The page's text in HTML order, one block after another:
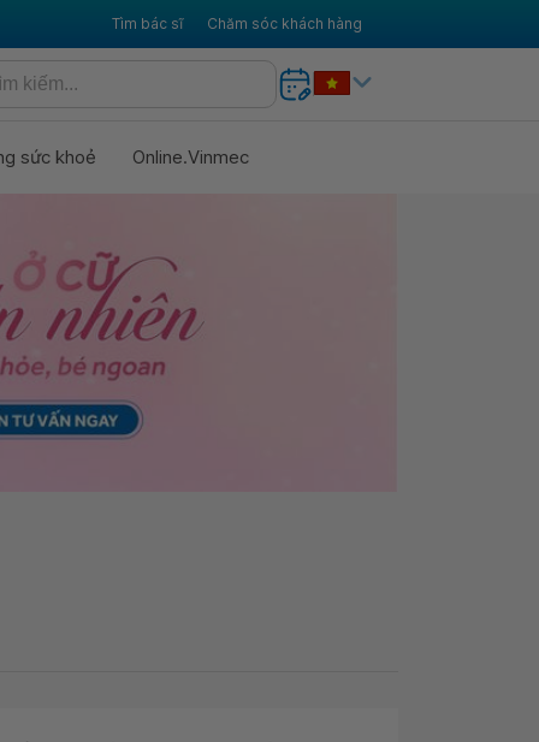
Tìm bác sĩ Chăm sóc khách hàng
sức khoẻ Online.Vinmec